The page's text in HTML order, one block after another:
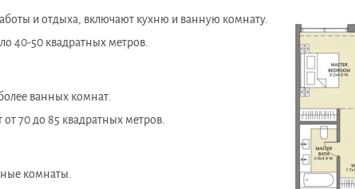
и отдыха, включают кухню и ванную комнату.
40-50 квадратных метров.
ванных комнат.
70 до 85 квадратных метров.
комнаты.